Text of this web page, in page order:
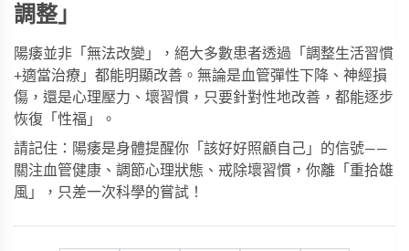
調整」
陽痿並非「無法改變」，絕大多數患者透過「調整生活習慣
+適當治療」都能明顯改善。無論是血管彈性下降、神經損
傷，還是心理壓力、壞習慣，只要針對性地改善，都能逐步
恢復「性福」。
請記住：陽痿是身體提醒你「該好好照顧自己」的信號——
關注血管健康、調節心理狀態、戒除壞習慣，你離「重拾雄
風」，只差一次科學的嘗試！